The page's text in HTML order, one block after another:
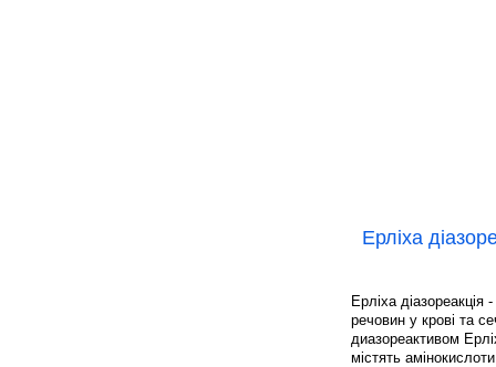
Ерліха
Ерліха
речовин у крові та
диазореактивом
містять